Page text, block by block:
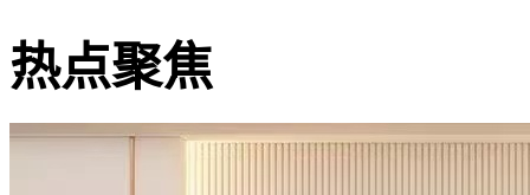
热点聚焦